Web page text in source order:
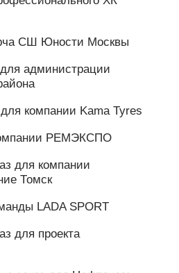
СШОР имени Рахлина
сети
официальный
полиции, г. Москва
ХК